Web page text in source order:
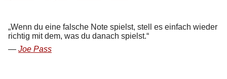
Wenn du eine falsche Note spielst, stell es einfach wieder
richtig mit dem, was du danach spielst.
Joe Pass